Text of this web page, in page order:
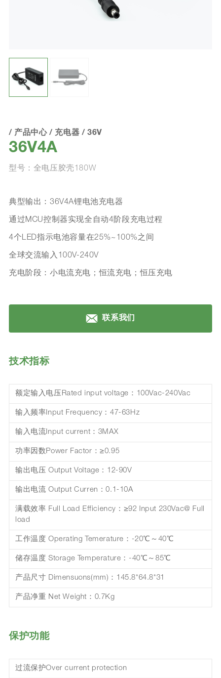
/产品中心/充电器 / 36V
36V4A
型号：全电压胶壳180W
典型输出：36V4A锂电池充电器
通过MCU控制器实现全自动4阶段充电过程
4个LED指示电池容量在25%~100%之间
全球交流输入100V-240V
充电阶段：小电流充电；恒流充电；恒压充电
联系我们
技术指标
额定输入电压Rated input voltage：100Vac-240Vac
输入频率Input Frequency：47-63Hz
输入电流Input current：3MAX
功率因数Power Factor：≥0.95
输出电压 Output Voltage：12-90V
输出电流 Output Curren：0.1-10A
满载效率 Full Load Efficiency：≥92 Input 230Vac@ Full
load
工作温度 Operating Temerature：-20℃～40℃
储存温度 Storage Temperature：-40℃～85℃
产品尺寸 Dimensuons(mm)：145.8*64.8*31
产品净重 Net Weight：0.7Kg
保护功能
过流保护Over current protection